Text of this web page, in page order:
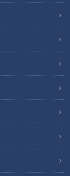
送
く